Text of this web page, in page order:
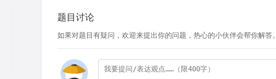
题目讨论
如果对题目有疑问，欢迎来提出你的问题，热心的小伙伴会帮你解答。